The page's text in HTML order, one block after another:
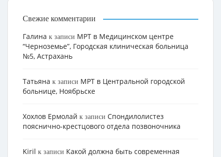
Свежие комментарии
Галина к записи МРТ в Медицинском центре
“Черноземье”, Городская клиническая больница
№5, Астрахань
Татьяна к записи МРТ в Центральной городской
больнице, Ноябрьске
Хохлов Ермолай к записи Cпондилолистез
пояснично-крестцового отдела позвоночника
Kiril к записи Какой должна быть современная